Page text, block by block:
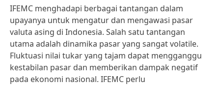
IFEMC menghadapi berbagai tantangan dalam
upayanya untuk mengatur dan mengawasi pasar
valuta asing di Indonesia. Salah satu tantangan
utama adalah dinamika pasar yang sangat volatile.
Fluktuasi nilai tukar yang tajam dapat mengganggu
kestabilan pasar dan memberikan dampak negatif
pada ekonomi nasional. IFEMC perlu